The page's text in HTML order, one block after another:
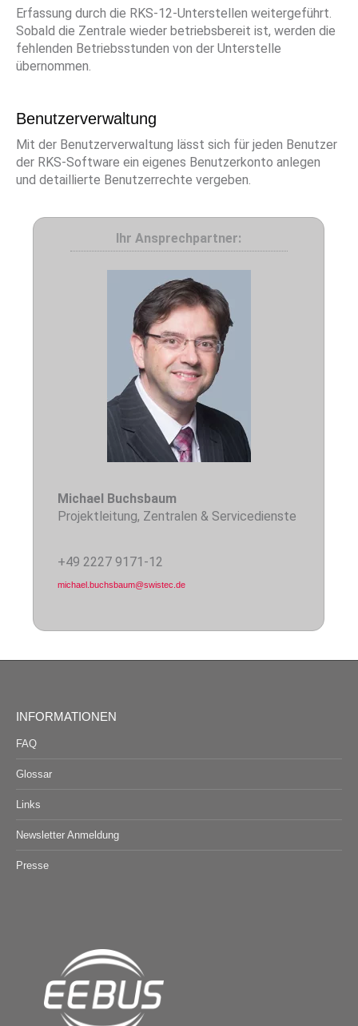
Erfassung durch die RKS-12-Unterstellen weitergeführt.
Sobald die Zentrale wieder betriebsbereit ist, werden die
fehlenden Betriebsstunden von der Unterstelle
übernommen.
Benutzerverwaltung
Mit der Benutzerverwaltung lässt sich für jeden Benutzer
der RKS-Software ein eigenes Benutzerkonto anlegen
und detaillierte Benutzerrechte vergeben.
Ihr Ansprechpartner:
Michael Buchsbaum
Projektleitung, Zentralen & Servicedienste
+49 2227 9171-12
INFORMATIONEN
FAQ
Glossar
Links
Newsletter Anmeldung
Presse